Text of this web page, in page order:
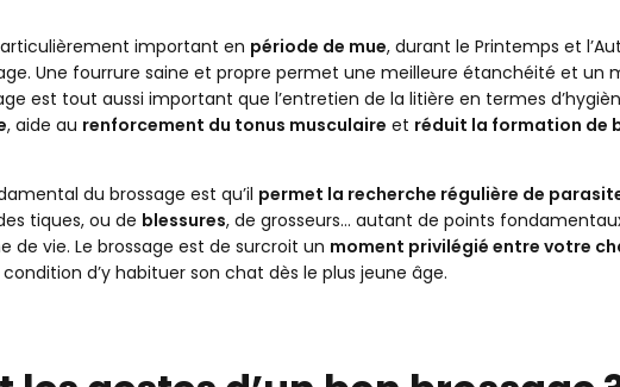
important en période de mue, durant le Printemps et
Une fourrure saine et propre permet une meilleure étanchéité et un
est tout aussi important que l’entretien de la litière en termes
, aide au renforcement du tonus musculaire et réduit la formation de
du brossage est qu’il permet la recherche régulière de
tiques, ou de blessures, de grosseurs… autant de points
de vie. Le brossage est de surcroit un moment privilégié entre votre
d’y habituer son chat dès le plus jeune âge.